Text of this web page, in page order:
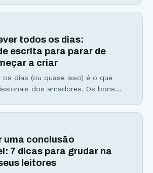
apenas palavras de mudanças,
e desejou percorrer. Você sente
todos os dias:
escrita para parar de
a criar
os dias (ou quase isso) é o que
dos amadores. Os bons
Um exemplo de disciplina, trabalho
era professor de música e
uma conclusão
7 dicas para grudar na
leitores